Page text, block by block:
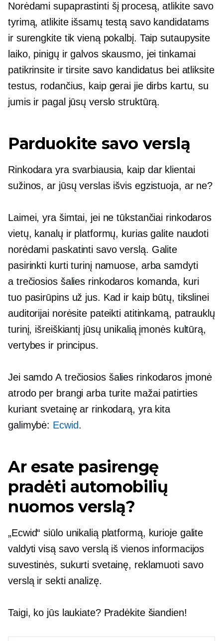
Norėdami supaprastinti šį procesą, atlikite savo
tyrimą, atlikite išsamų testą savo kandidatams
ir surengkite tik vieną pokalbį. Taip sutaupysite
laiko, pinigų ir galvos skausmo, jei tinkamai
patikrinsite ir tirsite savo kandidatus bei atliksite
testus, rodančius, kaip gerai jie dirbs kartu, su
jumis ir pagal jūsų verslo struktūrą.
Parduokite savo verslą
Rinkodara yra svarbiausia, kaip dar klientai
sužinos, ar jūsų verslas išvis egzistuoja, ar ne?
Laimei, yra šimtai, jei ne tūkstančiai rinkodaros
vietų, kanalų ir platformų, kurias galite naudoti
norėdami paskatinti savo verslą. Galite
pasirinkti kurti turinį namuose, arba samdyti
a trečiosios šalies rinkodaros komanda, kuri
tuo pasirūpins už jus. Kad ir kaip būtų, tikslinei
auditorijai norėsite pateikti atitinkamą, patrauklų
turinį, išreiškiantį jūsų unikalią įmonės kultūrą,
vertybes ir principus.
Jei samdo A trečiosios šalies rinkodaros įmonė
atrodo per brangi arba turite mažai patirties
kuriant svetainę ar rinkodarą, yra kita
galimybė: Ecwid.
Ar esate pasirengę
pradėti automobilių
nuomos verslą?
„Ecwid“ siūlo unikalią platformą, kurioje galite
valdyti visą savo verslą iš vienos informacijos
suvestinės, sukurti svetainę, reklamuoti savo
verslą ir sekti analizę.
Taigi, ko jūs laukiate? Pradėkite šiandien!